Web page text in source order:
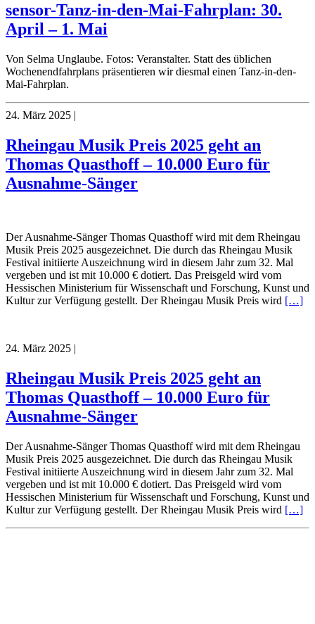
sensor-Tanz-in-den-Mai-Fahrplan: 30.
April – 1. Mai
Von Selma Unglaube. Fotos: Veranstalter. Statt des üblichen
Wochenendfahrplans präsentieren wir diesmal einen Tanz-in-den-
Mai-Fahrplan.
24. März 2025 |
Rheingau Musik Preis 2025 geht an
Thomas Quasthoff – 10.000 Euro für
Ausnahme-Sänger
Der Ausnahme-Sänger Thomas Quasthoff wird mit dem Rheingau
Musik Preis 2025 ausgezeichnet. Die durch das Rheingau Musik
Festival initiierte Auszeichnung wird in diesem Jahr zum 32. Mal
vergeben und ist mit 10.000 € dotiert. Das Preisgeld wird vom
Hessischen Ministerium für Wissenschaft und Forschung, Kunst und
Kultur zur Verfügung gestellt. Der Rheingau Musik Preis wird […]
24. März 2025 |
Rheingau Musik Preis 2025 geht an
Thomas Quasthoff – 10.000 Euro für
Ausnahme-Sänger
Der Ausnahme-Sänger Thomas Quasthoff wird mit dem Rheingau
Musik Preis 2025 ausgezeichnet. Die durch das Rheingau Musik
Festival initiierte Auszeichnung wird in diesem Jahr zum 32. Mal
vergeben und ist mit 10.000 € dotiert. Das Preisgeld wird vom
Hessischen Ministerium für Wissenschaft und Forschung, Kunst und
Kultur zur Verfügung gestellt. Der Rheingau Musik Preis wird […]